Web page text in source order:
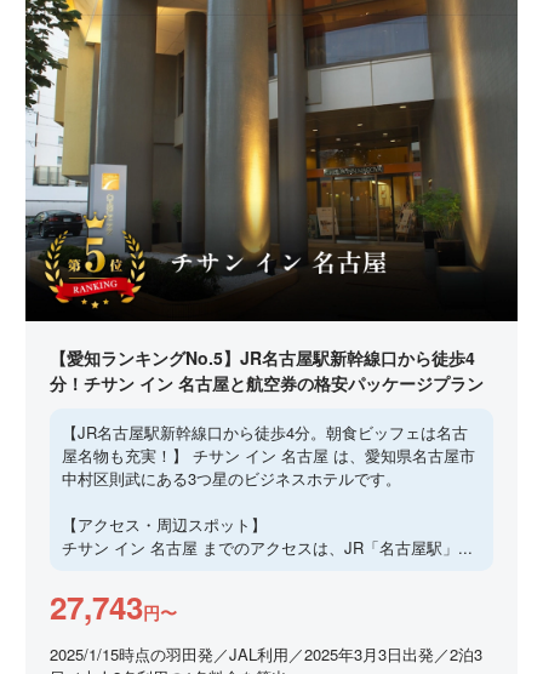
【愛知ランキングNo.5】JR名古屋駅新幹線口から徒歩4
分！チサン イン 名古屋と航空券の格安パッケージプラン
【JR名古屋駅新幹線口から徒歩4分。朝食ビッフェは名古
屋名物も充実！】 チサン イン 名古屋 は、愛知県名古屋市
中村区則武にある3つ星のビジネスホテルです。
【アクセス・周辺スポット】
チサン イン 名古屋 までのアクセスは、JR「名古屋駅」...
27,743円〜
2025/1/15時点の羽田発／JAL利用／2025年3月3日出発／2泊3